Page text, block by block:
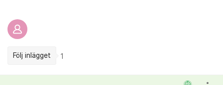
Följ inlägget 1